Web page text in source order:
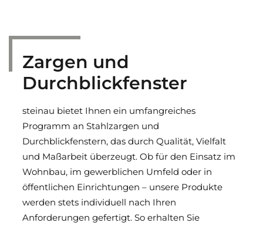
Isoliertüren
Zargen und
Durchblick­fenster
steinau bietet Ihnen ein umfangreiches
Programm an Stahlzargen und
Durchblickfenstern, das durch Qualität, Vielfalt
und Maßarbeit überzeugt. Ob für den Einsatz im
Wohnbau, im gewerblichen Umfeld oder in
öffentlichen Einrichtungen – unsere Produkte
werden stets individuell nach Ihren
Anforderungen gefertigt. So erhalten Sie